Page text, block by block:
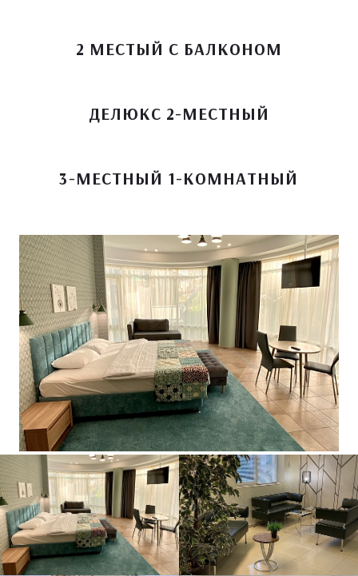
2 МЕСТЫЙ С БАЛКОНОМ
ДЕЛЮКС 2-МЕСТНЫЙ
3-МЕСТНЫЙ 1-КОМНАТНЫЙ